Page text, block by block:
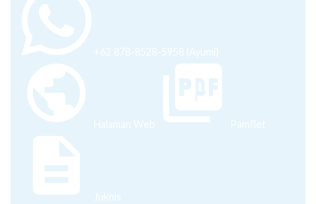
+62 878-8528-5958 (Ayumi)
Halaman Web Pamflet
Juknis